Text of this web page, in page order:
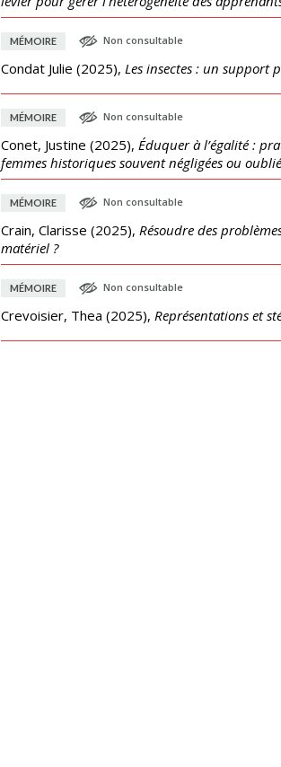
MÉMOIRE Non consultable
Condat Julie (2025), Les insectes : un support
MÉMOIRE Non consultable
Conet, Justine (2025), Éduquer à l’égalité :
femmes historiques souvent négligées ou
MÉMOIRE Non consultable
Crain, Clarisse (2025), Résoudre des
matériel ?
MÉMOIRE Non consultable
Crevoisier, Thea (2025), Représentations et